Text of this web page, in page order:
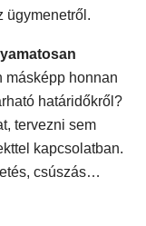
ügymenetről.
másképp honnan
határidőkről?
tervezni sem
kapcsolatban.
csúszás…